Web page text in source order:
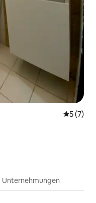
5 (7)
Unternehmungen